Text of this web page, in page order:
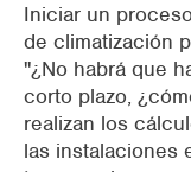
Iniciar un
de climatización
"¿No habrá que
corto plazo,
realizan los
las instalaciones